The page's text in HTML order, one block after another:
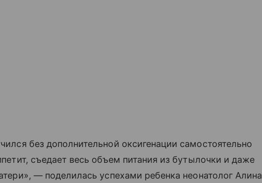
без дополнительной оксигенации самостоятельно
съедает весь объем питания из бутылочки и даже
— поделилась успехами ребенка неонатолог Алина